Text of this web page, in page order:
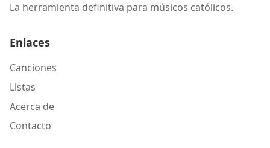
La herramienta definitiva para músicos católicos.
Enlaces
Canciones
Listas
Acerca de
Contacto